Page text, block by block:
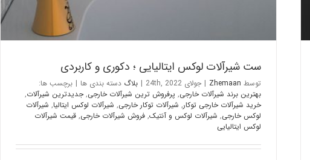
ست شیرآلات لوکس ایتالیایی ؛ دکوری و کاربردی
توسط Zhemaan
| جولای 24th, 2022 | بلاگ دسته بندی ها | برچسب ها:
بهترین برند شیرآلات خارجی, پرفروش ترین شیرآلات خارجی,جدیدترین شیرآلات,
خرید شیرآلات خارجی توکار, شیرآلات توکار خارجی, شیرآلات لوکس ایتالیا, شیرآلات
لوکس خارجی, شیرآلات لوکس و آنتیک,فروش شیرآلات خارجی,قیمت شیرآلات
لوکس ایتالیایی